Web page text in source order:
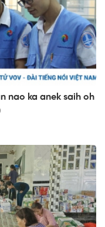
nao ka anek saih oh